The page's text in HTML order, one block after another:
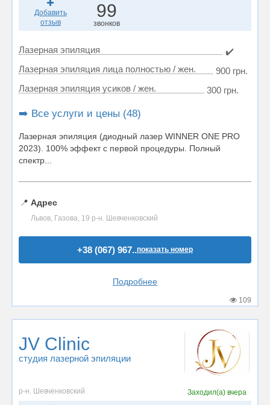
Добавить
отзыв
99
звонков
Лазерная эпиляция
✔️
Лазерная эпиляция лица полностью / жен.
900 грн.
Лазерная эпиляция усиков / жен.
300 грн.
➡️ Все услуги и цены (48)
Лазерная эпиляция (диодный лазер WINNER ONE PRO
2023). 100% эффект с первой процедуры. Полный
спектр...
📍 Адрес
Львов, Газова, 19 р-н. Шевченковский
+38 (067) 967..показать номер
Подробнее
109
JV Clinic
студия лазерной эпиляции
р-н. Шевченковский Заходил(а)вчера